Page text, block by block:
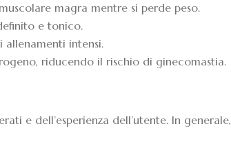
magra mentre si perde peso.
e tonico.
intensi.
riducendo il rischio di ginecomastia.
e dell’esperienza dell’utente. In generale,